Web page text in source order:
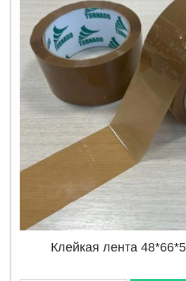
Клейкая лента